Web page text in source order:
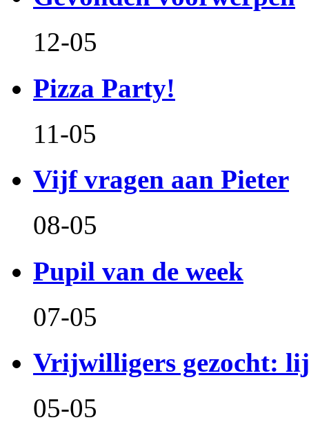
12-05
Pizza Party!
11-05
Vijf vragen aan Pieter
08-05
Pupil van de week
07-05
Vrijwilligers gezocht:
05-05